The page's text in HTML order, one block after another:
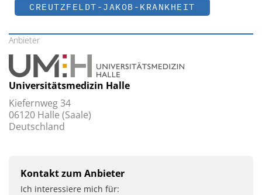
CREUTZFELDT-JAKOB-KRANKHEIT
Anbieter
Universitätsmedizin Halle
Kiefernweg 34
06120 Halle (Saale)
Deutschland
Kontakt zum Anbieter
Ich interessiere mich für: